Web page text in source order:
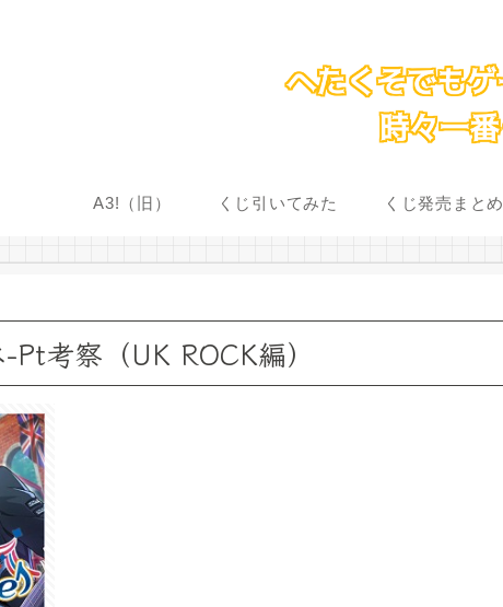
A3!（旧） くじ引いてみた くじ発売まとめ
考察（UK ROCK編）